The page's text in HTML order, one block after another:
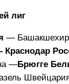
лиг
—
—Брюгге